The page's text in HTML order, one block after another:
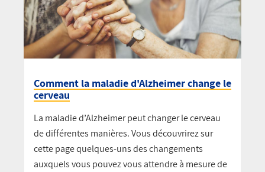
Comment la maladie d'Alzheimer change le
cerveau
La maladie d’Alzheimer peut changer le cerveau
de différentes manières. Vous découvrirez sur
cette page quelques-uns des changements
auxquels vous pouvez vous attendre à mesure de